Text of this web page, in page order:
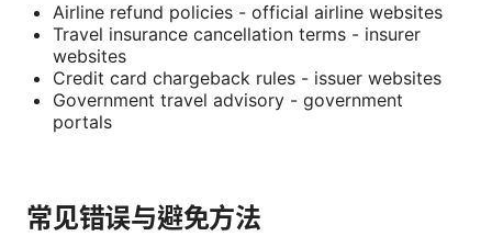
Airline refund policies - official airline websites
Travel insurance cancellation terms - insurer
websites
Credit card chargeback rules - issuer websites
Government travel advisory - government
portals
常见错误与避免方法